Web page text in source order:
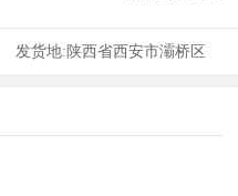
发货地:陕西省西安市灞桥区